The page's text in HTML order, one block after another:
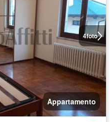
4foto
Appartamento